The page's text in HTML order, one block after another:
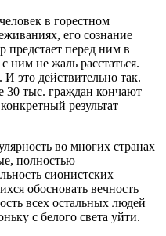
в горестном
его сознание
предстает перед ним в
ним не жаль расстаться.
это действительно так.
30 тыс. граждан кончают
результат
во многих странах
полностью
сионистских
обосновать вечность
всех остальных людей
с белого света уйти.